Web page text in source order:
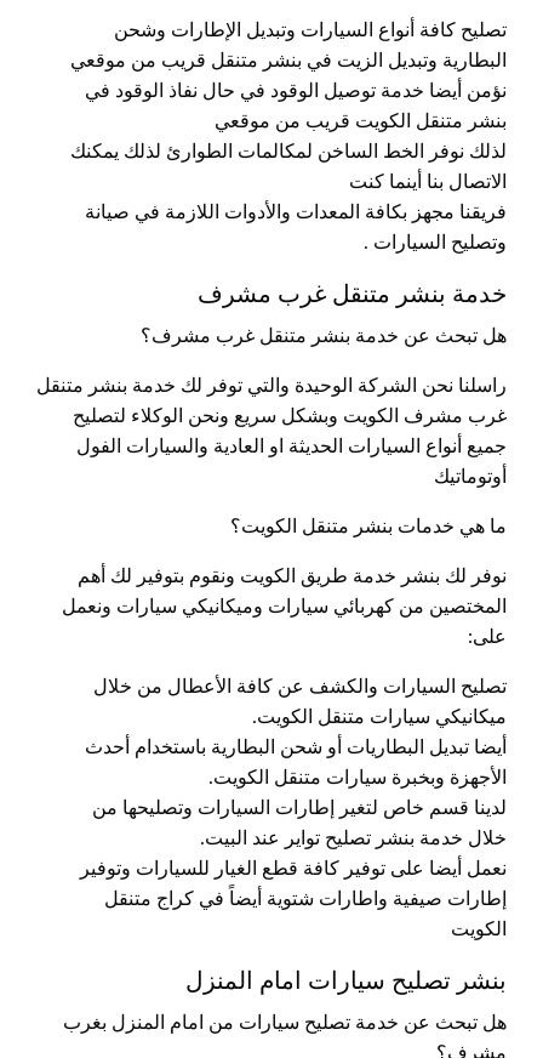
تصليح كافة أنواع السيارات وتبديل الإطارات وشحن
البطارية وتبديل الزيت في بنشر متنقل قريب من موقعي
نؤمن أيضا خدمة توصيل الوقود في حال نفاذ الوقود في
بنشر متنقل الكويت قريب من موقعي
لذلك نوفر الخط الساخن لمكالمات الطوارئ لذلك يمكنك
الاتصال بنا أينما كنت
فريقنا مجهز بكافة المعدات والأدوات اللازمة في صيانة
وتصليح السيارات .
خدمة بنشر متنقل غرب مشرف
هل تبحث عن خدمة بنشر متنقل غرب مشرف؟
راسلنا نحن الشركة الوحيدة والتي توفر لك خدمة بنشر متنقل
غرب مشرف الكويت وبشكل سريع ونحن الوكلاء لتصليح
جميع أنواع السيارات الحديثة او العادية والسيارات الفول
أوتوماتيك
ما هي خدمات بنشر متنقل الكويت؟
نوفر لك بنشر خدمة طريق الكويت ونقوم بتوفير لك أهم
المختصين من كهربائي سيارات وميكانيكي سيارات ونعمل
على:
تصليح السيارات والكشف عن كافة الأعطال من خلال
ميكانيكي سيارات متنقل الكويت.
أيضا تبديل البطاريات أو شحن البطارية باستخدام أحدث
الأجهزة وبخبرة سيارات متنقل الكويت.
لدينا قسم خاص لتغير إطارات السيارات وتصليحها من
خلال خدمة بنشر تصليح تواير عند البيت.
نعمل أيضا على توفير كافة قطع الغيار للسيارات وتوفير
إطارات صيفية واطارات شتوية أيضاً في كراج متنقل
الكويت
بنشر تصليح سيارات امام المنزل
هل تبحث عن خدمة تصليح سيارات من امام المنزل بغرب
مشرف؟